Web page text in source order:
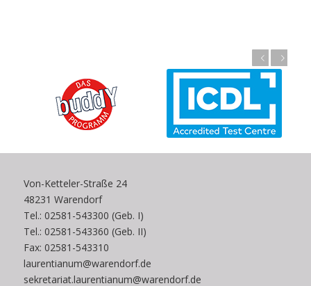
Von-Ketteler-Straße 24
48231 Warendorf
Tel.: 02581-543300 (Geb. I)
Tel.: 02581-543360 (Geb. II)
Fax: 02581-543310
laurentianum@warendorf.de
sekretariat.laurentianum@warendorf.de